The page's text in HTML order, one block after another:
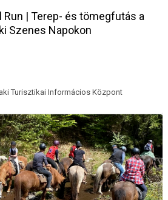
Run | Terep- és tömegfutás a
Szenes Napokon
Turisztikai Informácios Központ